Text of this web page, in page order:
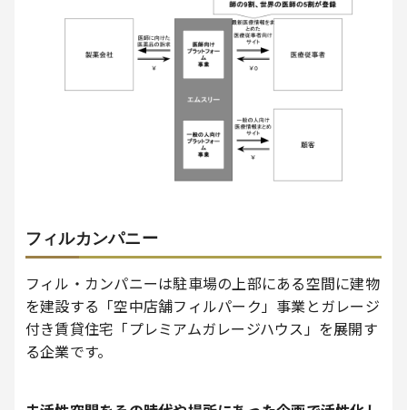
フィルカンパニー
フィル・カンパニーは駐車場の上部にある空間に建物
を建設する「空中店舗フィルパーク」事業とガレージ
付き賃貸住宅「プレミアムガレージハウス」を展開す
る企業です。